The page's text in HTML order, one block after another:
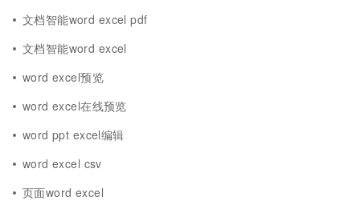
文档智能word excel pdf
文档智能word excel
word excel预览
word excel在线预览
word ppt excel编辑
word excel csv
页面word excel